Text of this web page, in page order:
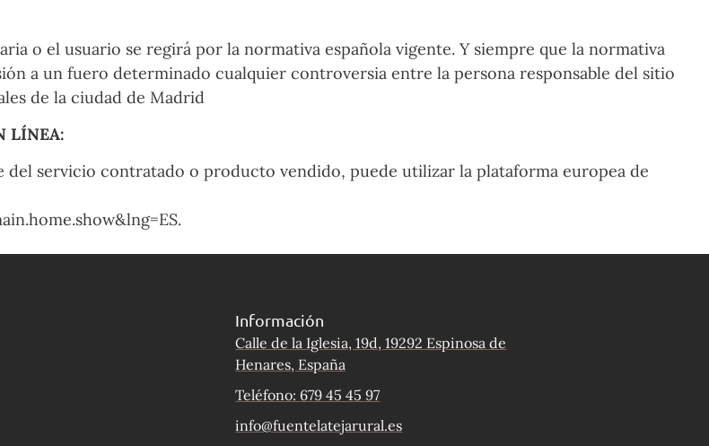
o el usuario se regirá por la normativa española vigente. Y siempre que la normativa
a un fuero determinado cualquier controversia entre la persona responsable del sitio
de la ciudad de Madrid
LÍNEA:
del servicio contratado o producto vendido, puede utilizar la plataforma europea de
Información
Calle de la Iglesia, 19d, 19292 Espinosa de
Henares, España
Teléfono: 679 45 45 97
info@fuentelatejarural.es